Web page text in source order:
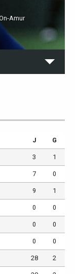
Amur
J G
3 1
7 0
9 1
0 0
0 0
0 0
28 2